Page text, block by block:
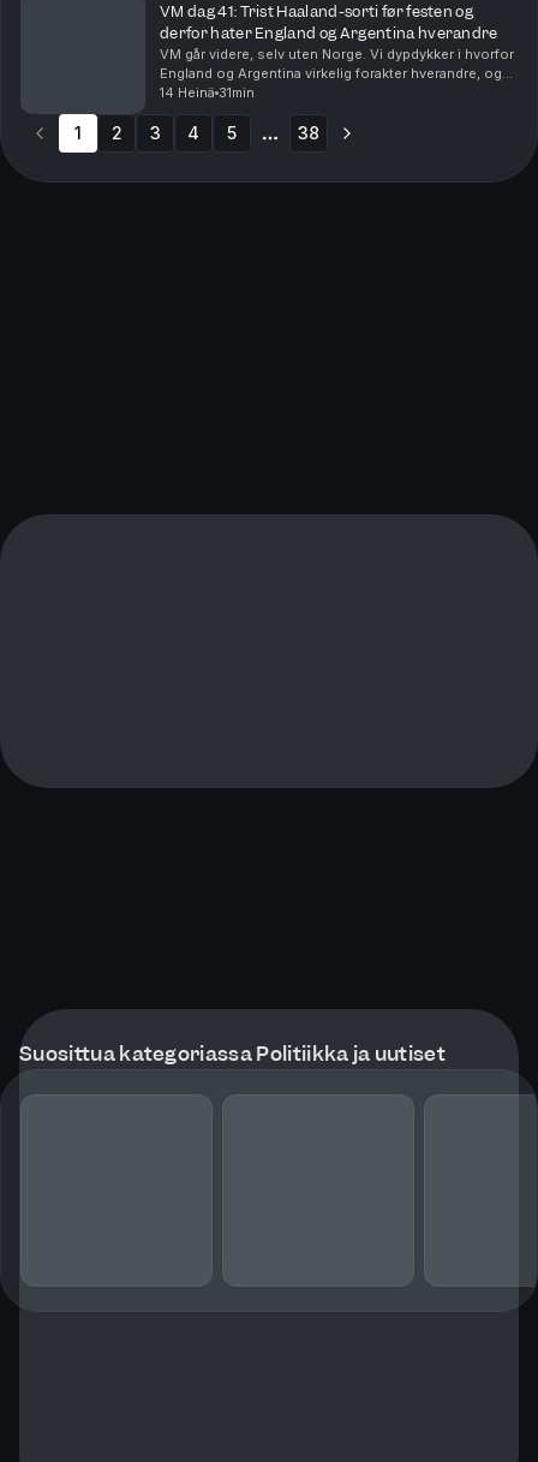
VM dag 41: Trist Haaland-sorti før festen og
derfor hater England og Argentina hverandre
VM går videre, selv uten Norge. Vi dypdykker i hvorfor
England og Argentina virkelig forakter hverandre, og
føltes det ikke som at den største stjernen manglet på
Slottsplassen?
14 Heinä 31min
1 2 3 4 5 38
Suosittua kategoriassa Politiikka ja uutiset